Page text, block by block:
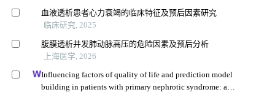
血液透析患者心力衰竭的临床特征及预后因素研究
临床研究, 2025
腹膜透析并发肺动脉高压的危险因素及预后分析
上海医学, 2026
Influencing factors of quality of life and prediction model
building in patients with primary nephrotic syndrome: a